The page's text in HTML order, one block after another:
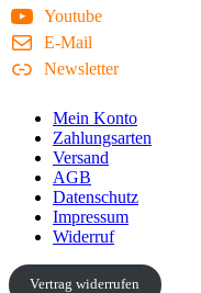
Youtube
E-Mail
Newsletter
Mein Konto
Zahlungsarten
Versand
AGB
Datenschutz
Impressum
Widerruf
Vertrag widerrufen